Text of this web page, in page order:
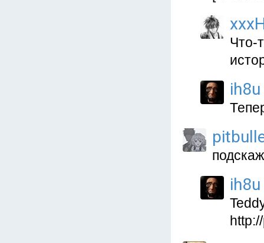
Что-
ih8u
ih8u